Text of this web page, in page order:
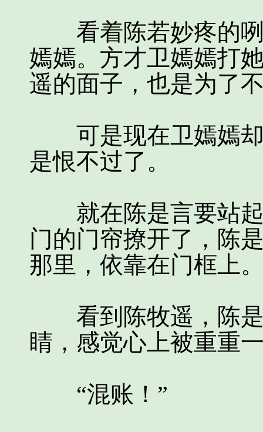
看着陈若妙疼的咧
嫣嫣。方才卫嫣嫣打
遥的面子，也是为了
可是现在卫嫣嫣却
是恨不过了。
就在陈是言要站起
门的门帘撩开了，陈
那里，依靠在门框上
看到陈牧遥，陈是
睛，感觉心上被重重
“混账！”